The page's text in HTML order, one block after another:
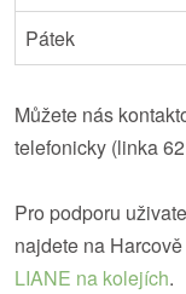
Pátek
Můžete nás
telefonicky (linka
Pro podporu
najdete na
LIANE na kolejích.